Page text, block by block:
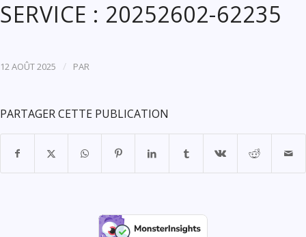
SERVICE : 20252602-62235
12 AOÛT 2025 / PAR
PARTAGER CETTE PUBLICATION